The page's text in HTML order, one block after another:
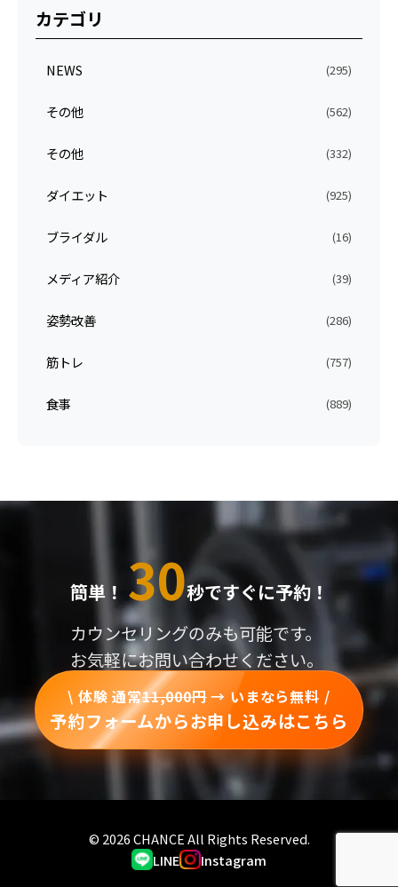
カテゴリ
NEWS (295)
その他 (562)
その他 (332)
ダイエット (925)
ブライダル (16)
メディア紹介 (39)
姿勢改善 (286)
筋トレ (757)
食事 (889)
簡単！ 30秒ですぐに予約！
カウンセリングのみも可能です。
お気軽にお問い合わせください。
\ 体験 通常11,000円→ いまなら無料 /
予約フォームからお申し込みはこちら
© 2026 CHANCE All Rights Reserved.
LINE
Instagram